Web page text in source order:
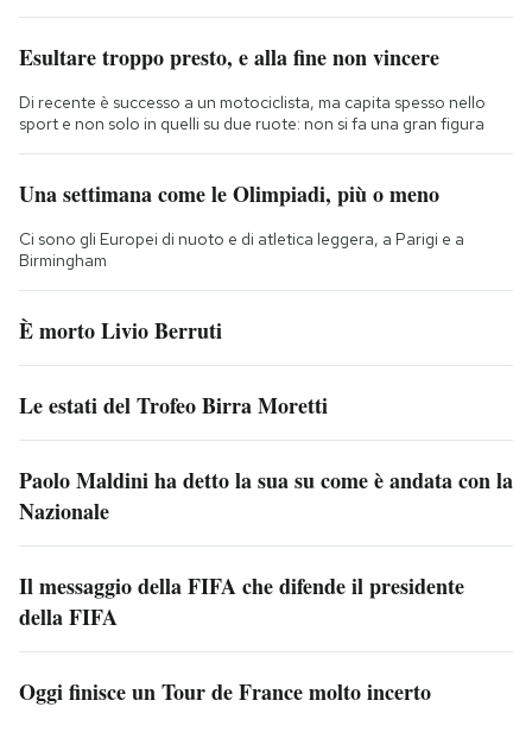
Esultare troppo presto, e alla fine non vincere
Di recente è successo a un motociclista, ma capita spesso nello
sport e non solo in quelli su due ruote: non si fa una gran figura
Una settimana come le Olimpiadi, più o meno
Ci sono gli Europei di nuoto e di atletica leggera, a Parigi e a
Birmingham
È morto Livio Berruti
Le estati del Trofeo Birra Moretti
Paolo Maldini ha detto la sua su come è andata con la
Nazionale
Il messaggio della FIFA che difende il presidente
della FIFA
Oggi finisce un Tour de France molto incerto